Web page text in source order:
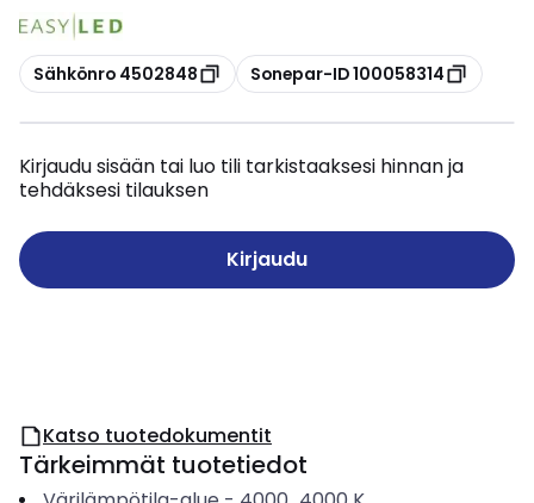
Kopioi
Sähkönro 4502848 Kopioi
Sonepar-ID 100058314
Kirjaudu sisään tai luo tili tarkistaaksesi hinnan ja
tehdäksesi tilauksen
Kirjaudu
Katso tuotedokumentit
Tärkeimmät tuotetiedot